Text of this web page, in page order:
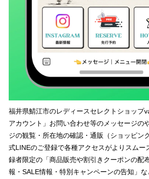
福井県鯖江市のレディースセレクトショップ
アカウント」お問い合わせ等のメッセージの
ジの観覧・所在地の確認・通販（ショッピン
式LINEのご登録で各種アクセスがよりスムー
録者限定の「商品販売や割引きクーポンの配
報・SALE情報・特別キャンペーンの告知」